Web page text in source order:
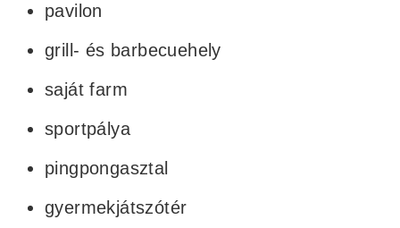
pavilon
grill- és barbecuehely
saját farm
sportpálya
pingpongasztal
gyermekjátszótér